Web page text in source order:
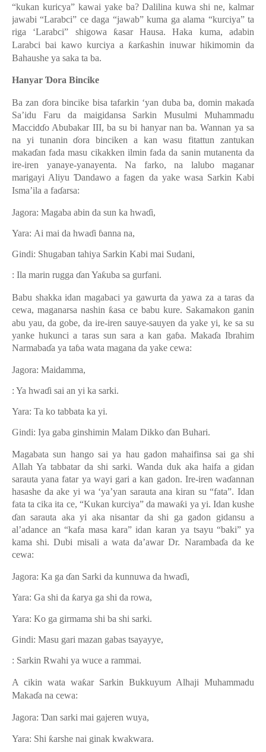
“kukan kuricya” kawai yake ba? Dalilina kuwa shi ne, kalmar
jawabi “Larabci” ce daga “jawab” kuma ga alama “kurciya” ta
riga ‘Larabci” shigowa ƙasar Hausa. Haka kuma, adabin
Larabci bai kawo kurciya a ƙarƙashin inuwar hikimomin da
Bahaushe ya saka ta ba.
Hanyar Ɗora Bincike
Ba zan ɗora bincike bisa tafarkin ‘yan duba ba, domin makaɗa
Sa’idu Faru da maigidansa Sarkin Musulmi Muhammadu
Maccidɗo Abubakar III, ba su bi hanyar nan ba.Wannan ya sa
na yi tunaninɗora binciken a kan wasu fitattun zantukan
makaɗan fada masu cikakken ilmin fada da sanin mutanenta da
ire-iren yanaye-yanayenta.
Na farko, na lalubo maganar
marigayi AliyuƊandawo a fagen da yake wasa Sarkin Kabi
Isma’ila a faɗarsa:
Jagora: Magaba abin da sun ka hwaɗi,
Yara: Ai mai da hwaɗi ɓanna na,
Gindi: Shugaban tahiya Sarkin Kabi mai Sudani,
: Ila marin rugga ɗan Yaƙuba sa gurfani.
Babu shakka idan magabaci ya gawurta da yawa za a taras da
cewa, maganarsa nashin ƙasa ce babu kure. Sakamakon ganin
abu yau, da gobe, da ire-iren sauye-sauyen da yake yi, ke sa su
yanke hukunci a taras sun sara a kan gaɓa. Makaɗa Ibrahim
Narmabaɗa ya taɓa wata magana da yake cewa:
Jagora: Maidamma,
: Ya hwaɗi sai an yi ka sarki.
Yara: Ta ko tabbata ka yi.
Gindi: Iya gaba ginshimin Malam Dikko ɗan Buhari.
Magabata sun hango sai ya hau gadon mahaifinsa sai ga shi
Allah Ya tabbatar da shi sarki. Wanda duk aka haifa a gidan
sarauta yana fatar ya wayi gari a kan gadon. Ire-iren waɗannan
hasashe da ake yi wa ‘ya’yan sarauta ana kiran su “fata”. Idan
fata ta cika ita ce, “Kukan kurciya” da mawaƙi ya yi. Idan kushe
ɗan sarauta aka yi aka nisantar da shi ga gadon gidansu a
al’adance an “kafa masa kara” idan karan ya tsayu “baki” ya
kama shi. Dubi misali a wata da’awar Dr. Narambaɗa da ke
cewa:
Jagora: Ka ga ɗan Sarki da kunnuwa da hwaɗi,
Yara: Ga shi da ƙarya ga shi da rowa,
Yara: Ko ga girmama shi ba shi sarki.
Gindi: Masu gari mazan gabas tsayayye,
: Sarkin Rwahi ya wuce a rammai.
A cikin wata waƙar Sarkin Bukkuyum Alhaji Muhammadu
Makaɗa na cewa:
Jagora: Ɗan sarki mai gajeren wuya,
Yara: Shi ƙarshe nai ginak kwakwara.